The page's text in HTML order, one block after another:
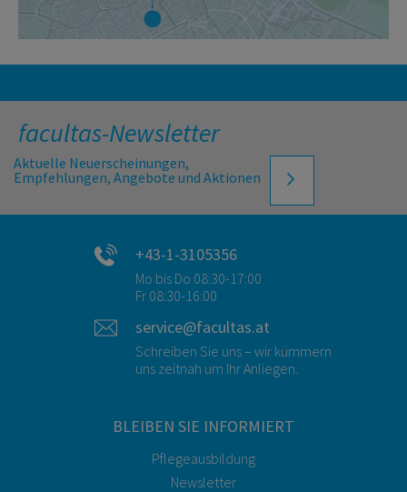
facultas-Newsletter
Aktuelle Neuerscheinungen,
Empfehlungen, Angebote und Aktionen
+43-1-3105356
Mo bis Do 08:30-17:00
Fr 08:30-16:00
service@facultas.at
Schreiben Sie uns – wir kümmern
uns zeitnah um Ihr Anliegen.
BLEIBEN SIE INFORMIERT
Pflegeausbildung
Newsletter